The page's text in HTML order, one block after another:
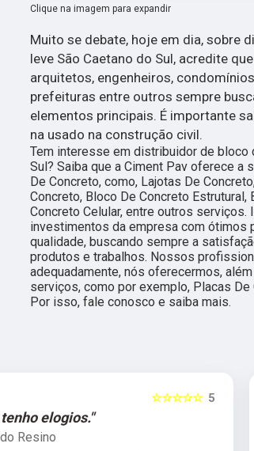
Clique na imagem para expandir
Muito se debate, hoje em dia, sobre
leve São Caetano do Sul, acredite
arquitetos, engenheiros,
prefeituras entre outros sempre
elementos principais. É importante
na usado na construção civil.
Tem interesse em distribuidor de bloco
Sul? Saiba que a Ciment Pav oferece a
De Concreto, como, Lajotas De
Concreto, Bloco De Concreto
Concreto Celular, entre outros
investimentos da empresa com
qualidade, buscando sempre a
produtos e trabalhos. Nossos
adequadamente, nós oferecermos,
serviços, como por exemplo, Placas
Por isso, fale conosco e saiba mais.
5
☆☆☆☆☆
tenho elogios."
Resino